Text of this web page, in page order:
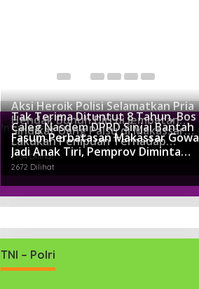
Internasioanl
Aksi Heroik Polisi Selamatkan Pria
Hendak Bunuh Diri di Jembatan
Kembar Gowa
3715 Dilihat
Tak Terima Dituntut 8 Tahun, Bos
Sindikat Uang Palsu di Makassar
Ngaku Sudah Suap Jaksa Dengan
Miliaran
2924 Dilihat
Caleg Nasdem DPRD Sinjai Bantah
Lakukan Penipuan Terhadap
Pengusaha Tambang
2734 Dilihat
Fasum Perbatasan Makassar Gowa
Jadi Anak Tiri, Pemprov Diminta
Perhatikan
2672 Dilihat
TNI – Polri